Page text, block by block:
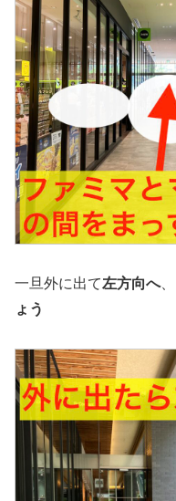
一旦外に出て左方向へ、
ょう